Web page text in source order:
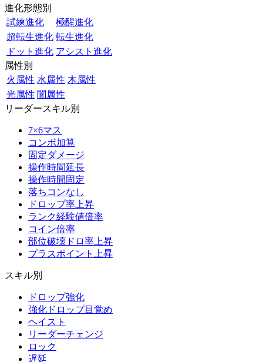
進化形態別
試練進化
極醒進化
超転生進化 転生進化
ドット進化 アシスト進化
属性別
火属性 水属性 木属性
光属性 闇属性
リーダースキル別
7×6マス
コンボ加算
固定ダメージ
操作時間延長
操作時間固定
落ちコンなし
ドロップ率上昇
ランク経験値倍率
コイン倍率
部位破壊ドロ率上昇
プラスポイント上昇
スキル別
ドロップ強化
強化ドロップ目覚め
ヘイスト
リーダーチェンジ
ロック
遅延